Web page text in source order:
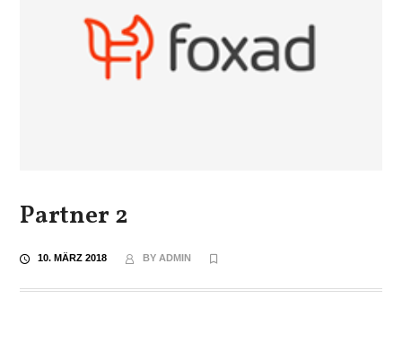
Partner 2
10. MÄRZ 2018 BY ADMIN